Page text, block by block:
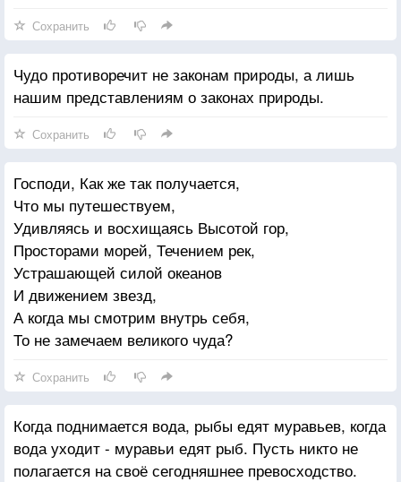
Сохранить
Чудо противоречит не законам природы, а лишь
нашим представлениям о законах природы.
Сохранить
Господи, Как же так получается,
Что мы путешествуем,
Удивляясь и восхищаясь Высотой гор,
Просторами морей, Течением рек,
Устрашающей силой океанов
И движением звезд,
А когда мы смотрим внутрь себя,
То не замечаем великого чуда?
Сохранить
Когда поднимается вода, рыбы едят муравьев, когда
вода уходит - муравьи едят рыб. Пусть никто не
полагается на своё сегодняшнее превосходство.